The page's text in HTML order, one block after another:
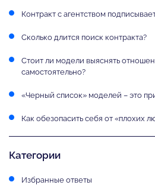
Контракт с агентством
Сколько длится поиск контракта?
Стоит ли модели выяснять
самостоятельно?
«Черный список» моделей – это
Как обезопасить себя от «плохих
Категории
Избранные ответы